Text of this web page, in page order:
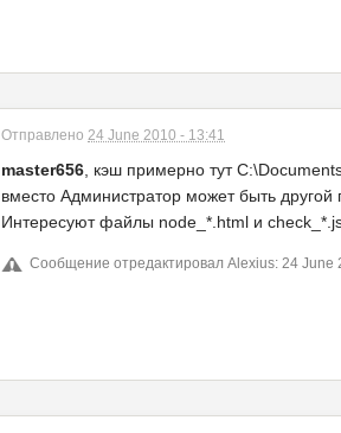
Отправлено 24 June 2010 - 13:41
master656, кэш примерно тут
вместо Администратор может быть другой
Интересуют файлы node_*.html и
Сообщение отредактировал Alexius: 24 June